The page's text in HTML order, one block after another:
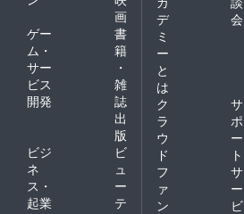
画
ゲー
ム・
サー
ビス
開発
書
籍
・
雑
誌
出
版
ビジ
ネ
ス・
起業
ビ
ュ
ー
テ
デ
ミ
ー
と
は
会
ク
ラ
ウ
ド
フ
ァ
ン
サ
ポ
ー
ト
サ
ー
ビ